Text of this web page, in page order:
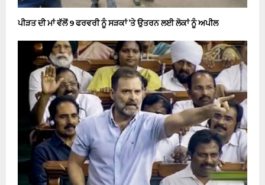
ਪੀੜਤ ਦੀ ਮਾਂ ਵੱਲੋਂ 9 ਫਰਵਰੀ ਨੂੰ ਸੜਕਾਂ ’ਤੇ ਉਤਰਨ ਲਈ ਲੋਕਾਂ ਨੂੰ ਅਪੀਲ